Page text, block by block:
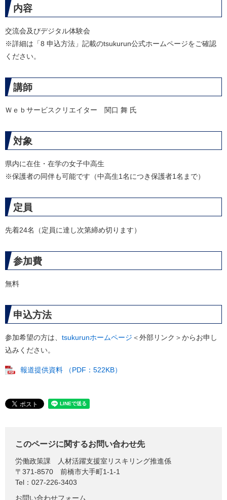
内容
交流会及びデジタル体験会
※詳細は「8 申込方法」記載のtsukurun公式ホームページをご確認
ください。
講師
Ｗｅｂサービスクリエイター 関口 舞 氏
対象
県内に在住・在学の女子中高生
※保護者の同伴も可能です（中高生1名につき保護者1名まで）
定員
先着24名（定員に達し次第締め切ります）
参加費
無料
申込方法
参加希望の方は、 tsukurunホームページ ＜外部リンク＞からお申し
込みください。
報道提供資料 （PDF：522KB）
このページに関するお問い合わせ先
労働政策課
人材活躍支援室リスキリング推進係
〒371-8570
前橋市大手町1-1-1
Tel：027-226-3403
お問い合わせフォーム